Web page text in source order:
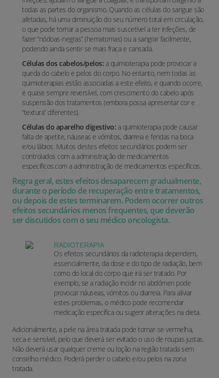
todas as partes do organismo. Quando as células do sangue são
afetadas, há uma diminuição do seu número total em circulação,
o que pode tornar a pessoa mais suscetível a ter infeções, de
fazer “nódoas-negras” (hematomas) ou a sangrar facilmente,
podendo ainda sentir-se mais fraca e cansada.
Células dos cabelos/pelos: a quimioterapia pode provocar a
queda do cabelo e pelos do corpo. No entanto, nem todas as
quimioterapias estão associadas a este efeito, e quando ocorre,
é quase sempre reversível, com crescimento do cabelo após
suspensão dos tratamentos (embora possa apresentar cor e
“textura” diferentes).
Células do aparelho digestivo: a quimioterapia pode causar
falta de apetite, náuseas e vómitos, diarreia e feridas na boca
e/ou lábios. Muitos destes efeitos secundários podem ser
controlados com a administração de medicamentos
específicos.com a administração de medicamentos específicos.
Regra geral, estes efeitos desaparecem gradualmente,
durante o período de recuperação entre tratamentos,
ou depois de estes terminarem. Podem ocorrer outros
efeitos secundários menos frequentes, que deverão
ser discutidos com o seu médico oncologista.
RADIOTERAPIA
Os efeitos secundários da radioterapia dependem,
essencialmente, da dose e do tipo de radiação, bem
como do local do corpo que irá ser tratado. Por
exemplo, se a radiação incidir no abdómen pode
provocar náuseas, vómitos ou diarreia. Para aliviar
estes problemas, o médico pode recomendar
medicação específica ou sugerir alterações na dieta.
Adicionalmente, a pele na área tratada pode tornar-se vermelha,
seca e sensível, pelo que deverá ser evitado o uso de roupas justas.
Não deverá usar qualquer creme ou loção na região tratada sem
conselho médico. Poderá perder o cabelo e/ou pelos na zona
tratada.